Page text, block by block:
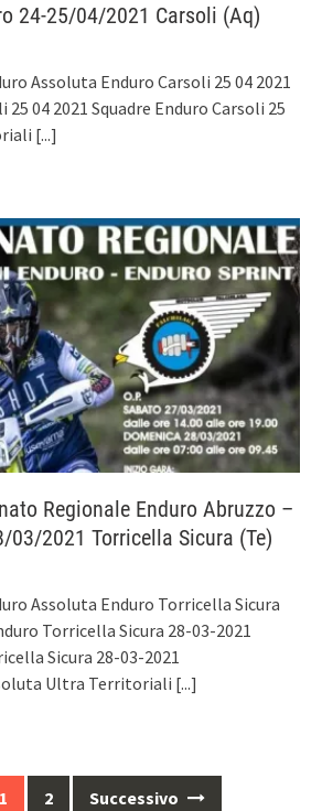
24-25/04/2021 Carsoli (Aq)
Assoluta Enduro Carsoli 25 04 2021
25 04 2021 Squadre Enduro Carsoli 25
[...]
Regionale Enduro Abruzzo –
03/2021 Torricella Sicura (Te)
Assoluta Enduro Torricella Sicura
Torricella Sicura 28-03-2021
Sicura 28-03-2021
Ultra Territoriali [...]
1 2 Successivo